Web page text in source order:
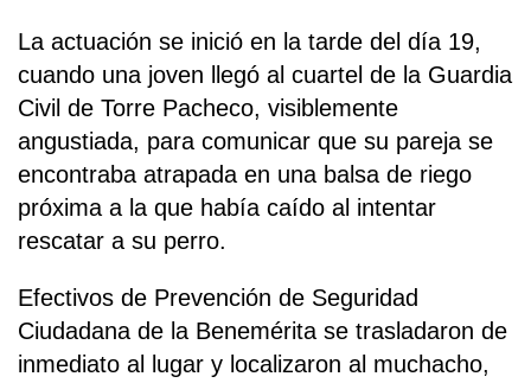
La actuación se inició en la tarde del día 19,
cuando una joven llegó al cuartel de la Guardia
Civil de Torre Pacheco, visiblemente
angustiada, para comunicar que su pareja se
encontraba atrapada en una balsa de riego
próxima a la que había caído al intentar
rescatar a su perro.
Efectivos de Prevención de Seguridad
Ciudadana de la Benemérita se trasladaron de
inmediato al lugar y localizaron al muchacho,